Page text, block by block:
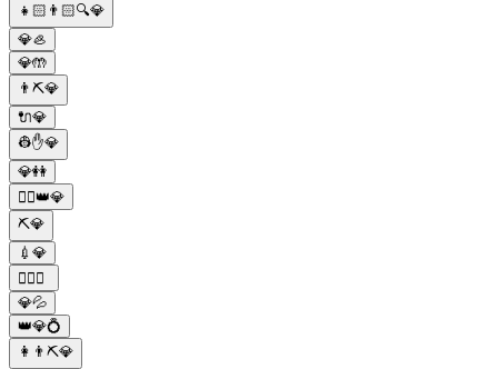
👧🏻👨🏻🔍💎
💎🦪
💎🤲
👨⛏💎
🔌💎
👷✋💎
💎👭
👱‍♂️👑💎
⛏💎
💉💎
✌🏻💎
💎💦
👑💎💍
👩👨⛏💎